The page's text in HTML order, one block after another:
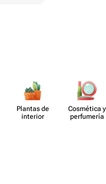
Plantas de
interior
Cosmética y
perf​umería